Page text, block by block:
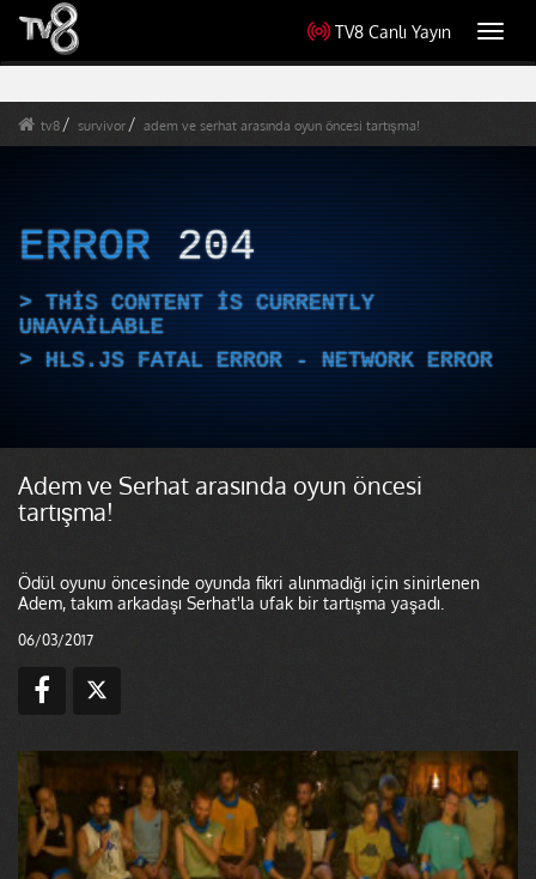
TV8 Canlı Yayın
tv8 survivor adem ve serhat arasında oyun öncesi tartışma!
ERROR 204
THIS CONTENT IS CURRENTLY
UNAVAILABLE
HLS.JS FATAL ERROR - NETWORK ERROR
Adem ve Serhat arasında oyun öncesi
tartışma!
Ödül oyunu öncesinde oyunda fikri alınmadığı için sinirlenen
Adem, takım arkadaşı Serhat'la ufak bir tartışma yaşadı.
06/03/2017